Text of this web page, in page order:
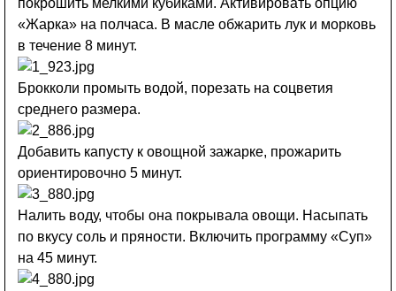
«Жарка» на полчаса. В масле обжарить лук и морковь
в течение 8 минут.
Брокколи промыть водой, порезать на соцветия
среднего размера.
Добавить капусту к овощной зажарке, прожарить
ориентировочно 5 минут.
Налить воду, чтобы она покрывала овощи. Насыпать
по вкусу соль и пряности. Включить программу «Суп»
на 45 минут.